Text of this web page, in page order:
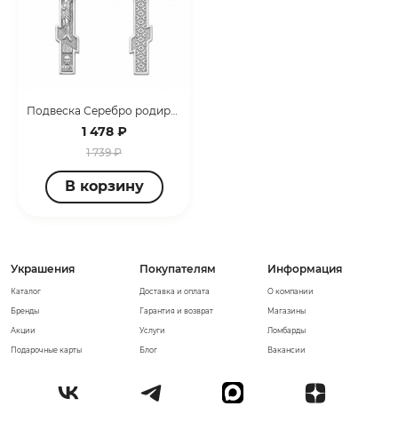
Подвеска Серебро родированное 3407035199
1 478 ₽
1 739 ₽
В корзину
Информация
О компании
Магазины
Ломбарды
Вакансии
Украшения
Каталог
Бренды
Акции
Подарочные карты
Покупателям
Доставка и оплата
Гарантия и возврат
Услуги
Блог